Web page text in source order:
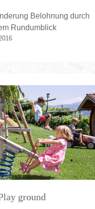
Belohnung durch
Rundumblick
ground